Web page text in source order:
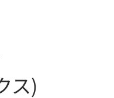
ス)